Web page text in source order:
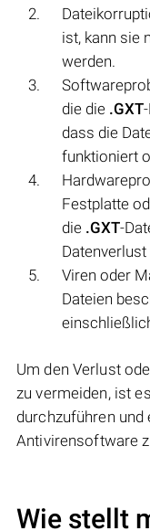
ist, kann sie
werden.
die die .GXT
dass die
funktioniert
Festplatte
die .GXT-
Datenverlust
Viren oder
Dateien
Um den Verlust
zu vermeiden, ist
durchzuführen und
Antivirensoftware
Wie stellt